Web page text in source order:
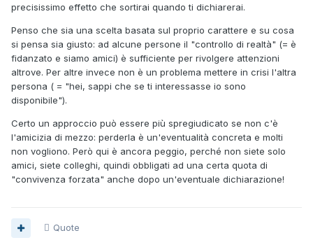
precisissimo effetto che sortirai quando ti dichiarerai.
Penso che sia una scelta basata sul proprio carattere e su cosa
si pensa sia giusto: ad alcune persone il "controllo di realtà" (= è
fidanzato e siamo amici) è sufficiente per rivolgere attenzioni
altrove. Per altre invece non è un problema mettere in crisi l'altra
persona ( = "hei, sappi che se ti interessasse io sono
disponibile").
Certo un approccio può essere più spregiudicato se non c'è
l'amicizia di mezzo: perderla è un'eventualità concreta e molti
non vogliono. Però qui è ancora peggio, perché non siete solo
amici, siete colleghi, quindi obbligati ad una certa quota di
"convivenza forzata" anche dopo un'eventuale dichiarazione!
Quote